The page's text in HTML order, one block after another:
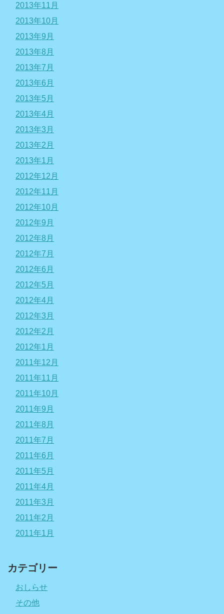
2013年11月
2013年10月
2013年9月
2013年8月
2013年7月
2013年6月
2013年5月
2013年4月
2013年3月
2013年2月
2013年1月
2012年12月
2012年11月
2012年10月
2012年9月
2012年8月
2012年7月
2012年6月
2012年5月
2012年4月
2012年3月
2012年2月
2012年1月
2011年12月
2011年11月
2011年10月
2011年9月
2011年8月
2011年7月
2011年6月
2011年5月
2011年4月
2011年3月
2011年2月
2011年1月
カテゴリー
おしらせ
その他